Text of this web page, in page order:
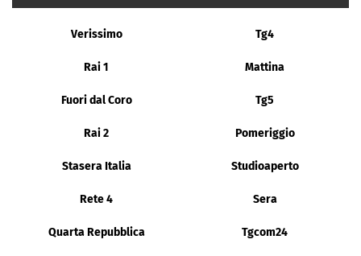
Verissimo Tg4
Rai 1 Mattina
Fuori dal Coro Tg5
Rai 2 Pomeriggio
Stasera Italia Studioaperto
Rete 4 Sera
Quarta Repubblica Tgcom24